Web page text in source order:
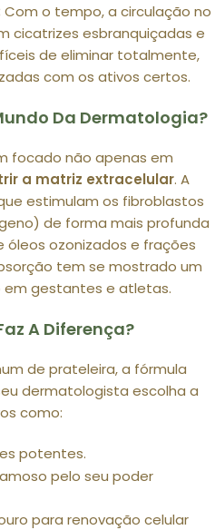
Com o tempo, a circulação no
cicatrizes esbranquiçadas e
de eliminar totalmente,
com os ativos certos.
Da Dermatologia?
focado não apenas em
a matriz extracelular. A
estimulam os fibroblastos
de forma mais profunda
óleos ozonizados e frações
tem se mostrado um
em gestantes e atletas.
A Diferença?
de prateleira, a fórmula
dermatologista escolha a
como:
potentes.
pelo seu poder
para renovação celular